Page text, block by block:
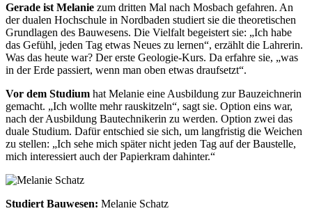
Gerade ist Melanie zum dritten Mal nach Mosbach gefahren. An
der dualen Hochschule in Nordbaden studiert sie die theoretischen
Grundlagen des Bauwesens. Die Vielfalt begeistert sie: „Ich habe
das Gefühl, jeden Tag etwas Neues zu lernen“, erzählt die Lahrerin.
Was das heute war? Der erste Geologie-Kurs. Da erfahre sie, „was
in der Erde passiert, wenn man oben etwas draufsetzt“.
Vor dem Studium hat Melanie eine Ausbildung zur Bauzeichnerin
gemacht. „Ich wollte mehr rauskitzeln“, sagt sie. Option eins war,
nach der Ausbildung Bautechnikerin zu werden. Option zwei das
duale Studium. Dafür entschied sie sich, um langfristig die Weichen
zu stellen: „Ich sehe mich später nicht jeden Tag auf der Baustelle,
mich interessiert auch der Papierkram dahinter.“
Studiert Bauwesen: Melanie Schatz